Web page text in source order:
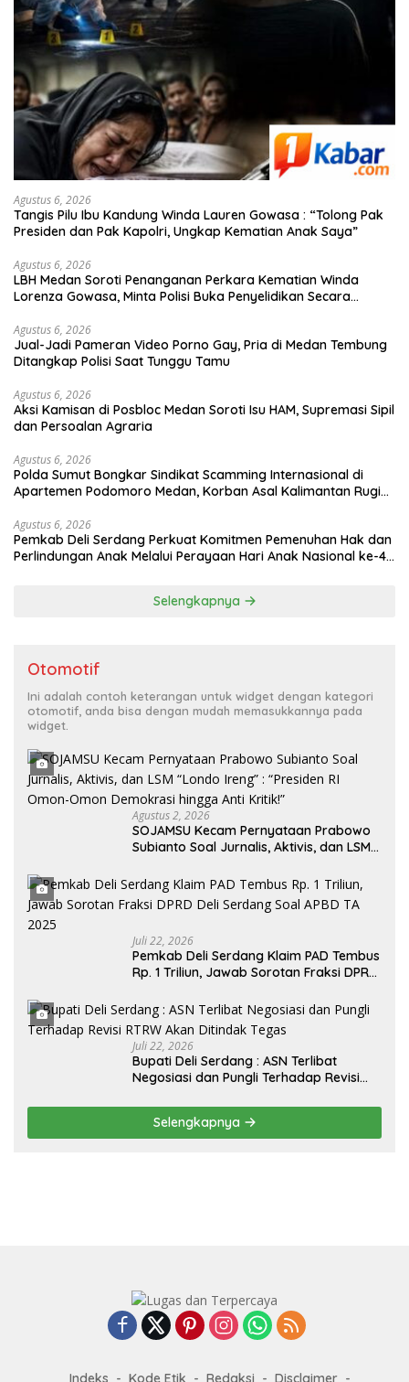
Agustus 6, 2026
Tangis Pilu Ibu Kandung Winda Lauren Gowasa : “Tolong Pak
Presiden dan Pak Kapolri, Ungkap Kematian Anak Saya”
Agustus 6, 2026
‎LBH Medan Soroti Penanganan Perkara Kematian Winda
Lorenza Gowasa, Minta Polisi Buka Penyelidikan Secara
Agustus 6, 2026
Jual-Jadi Pameran Video Porno Gay, Pria di Medan Tembung
Ditangkap Polisi Saat Tunggu Tamu
Agustus 6, 2026
Aksi Kamisan di Posbloc Medan Soroti Isu HAM, Supremasi Sipil
dan Persoalan Agraria
Agustus 6, 2026
Polda Sumut Bongkar Sindikat Scamming Internasional di
Apartemen Podomoro Medan, Korban Asal Kalimantan Rugi
Agustus 6, 2026
Pemkab Deli Serdang Perkuat Komitmen Pemenuhan Hak dan
Perlindungan Anak Melalui Perayaan Hari Anak Nasional ke-42
Selengkapnya
Otomotif
Ini adalah contoh keterangan untuk widget dengan kategori
otomotif, anda bisa dengan mudah memasukkannya pada
widget.
Agustus 2, 2026
SOJAMSU Kecam Pernyataan Prabowo
Subianto Soal Jurnalis, Aktivis, dan LSM
Omon Demokrasi hingga Anti Kritik!”
Juli 22, 2026
Pemkab Deli Serdang Klaim PAD Tembus
Rp. 1 Triliun, Jawab Sorotan Fraksi DPRD
Juli 22, 2026
Bupati Deli Serdang : ASN Terlibat
Negosiasi dan Pungli Terhadap Revisi
Selengkapnya